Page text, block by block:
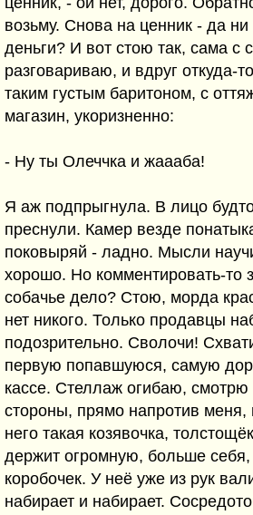
возьму. Снова на ценник - да
деньги? И вот стою так, сама с
разговариваю, и вдруг откуда-
таким густым баритоном, с
магазин, укоризненно:
- Ну ты Олеччка и жаааба!
Я аж подпрыгнула. В лицо
преснули. Камер везде
поковыряй - ладно. Мысли
хорошо. Но комментировать-то
собачье дело? Стою, морда
нет никого. Только продавцы
подозрительно. Сволочи!
первую попавшуюся, самую
кассе. Стеллаж огибаю, смотрю
стороны, прямо напротив меня,
него такая козявочка,
держит огромную, больше себя,
коробочек. У неё уже из рук
набирает и набирает.